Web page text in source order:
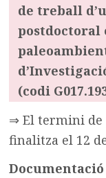
de treball
postdoctoral
(codi
⇒ El termini de
finalitza el 12